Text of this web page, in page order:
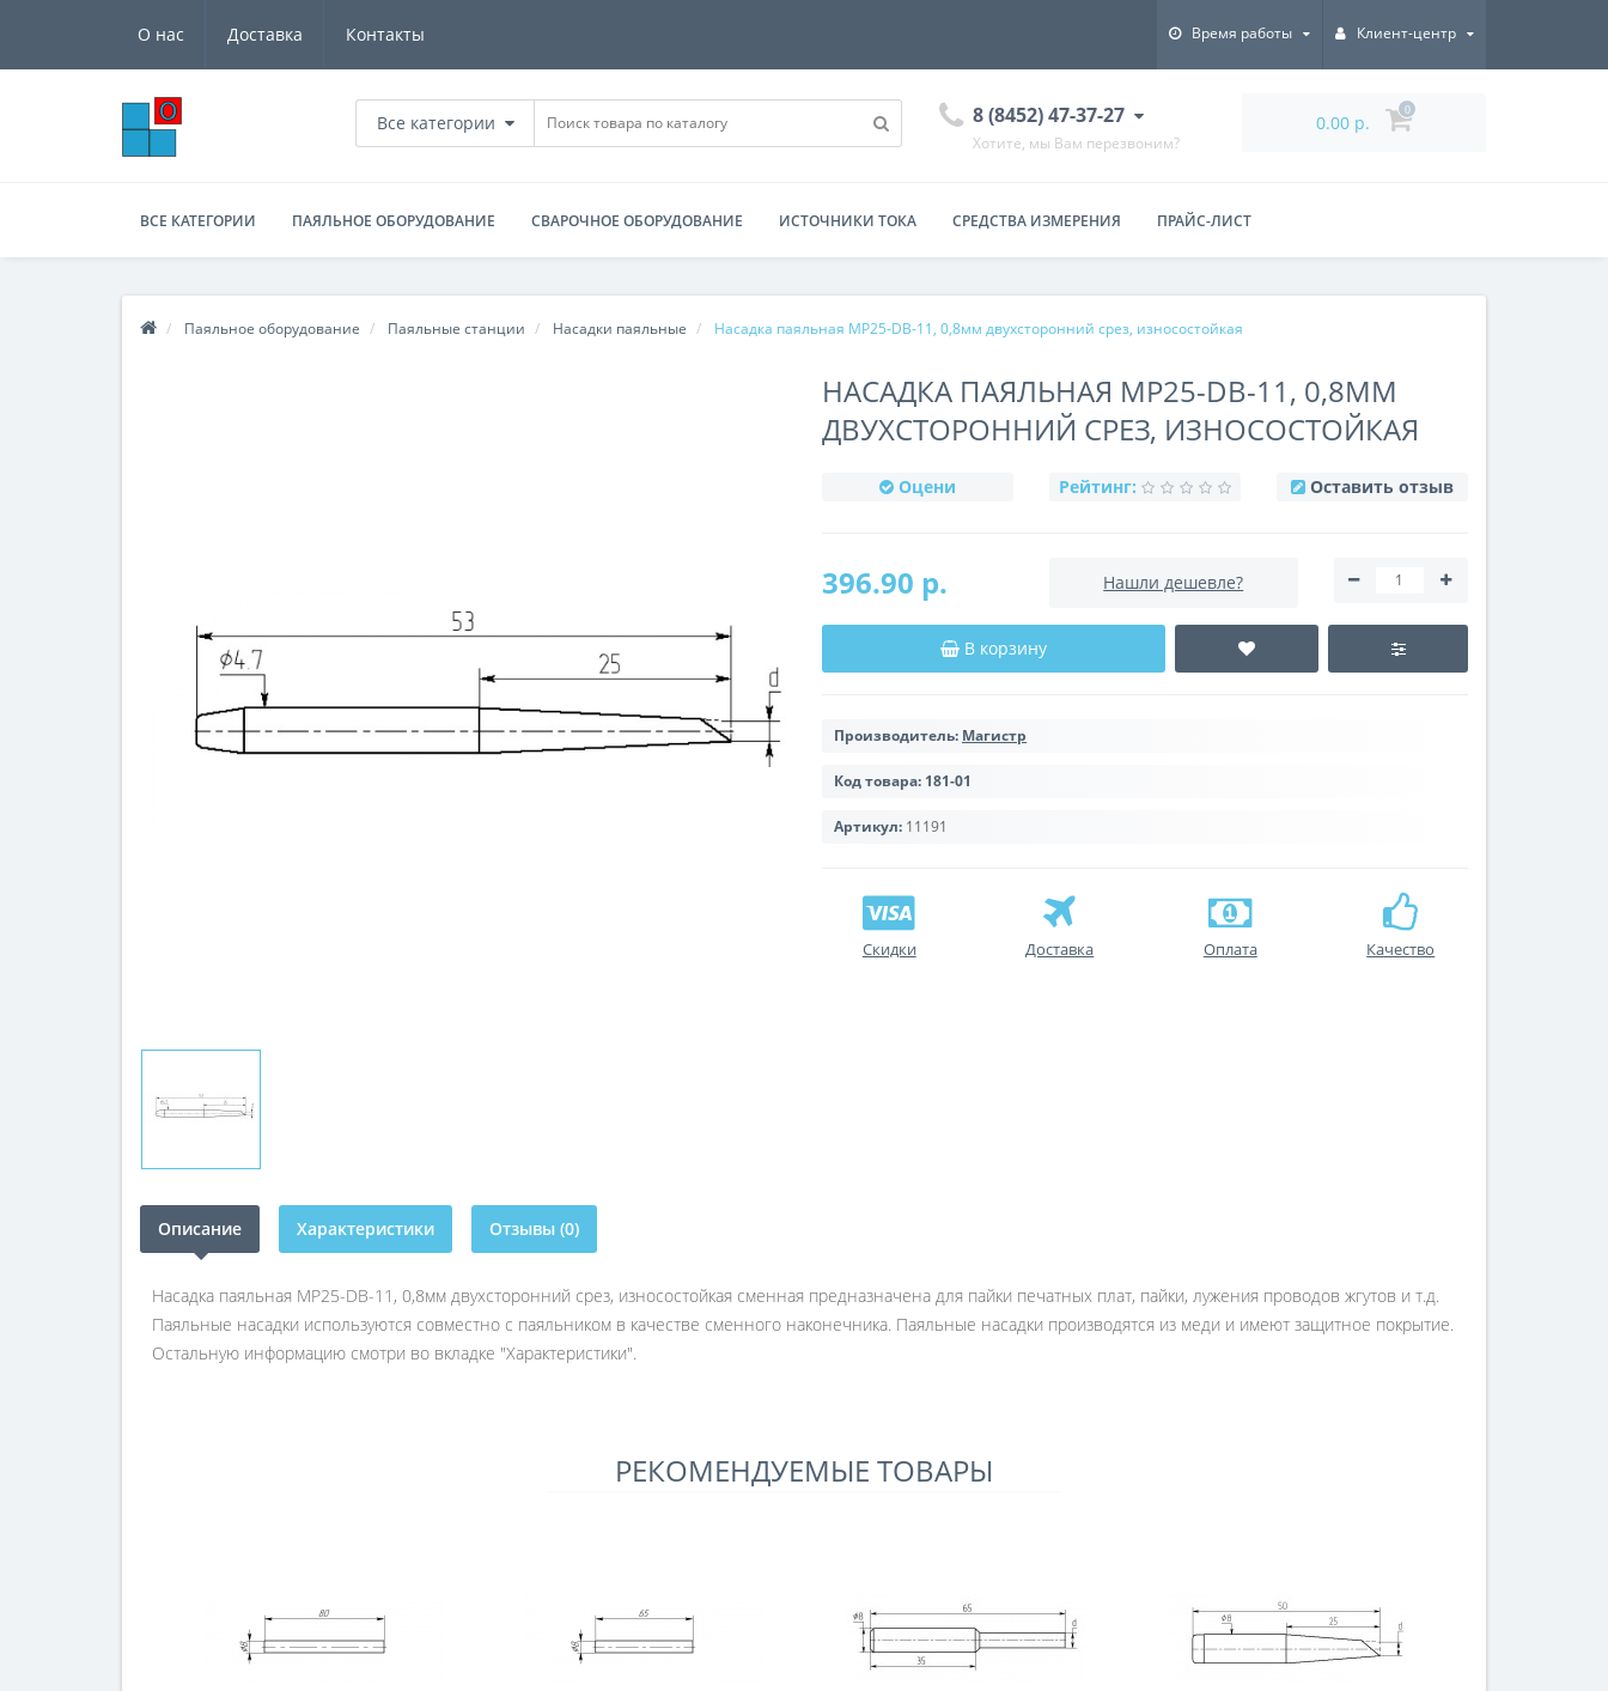
О нас Доставка Контакты Время работы Клиент-центр
Все категории 8 (8452) 47-37-27
Хотите, мы Вам перезвоним?
0.00 р.
0
ВСЕ КАТЕГОРИИ ПАЯЛЬНОЕ ОБОРУДОВАНИЕ СВАРОЧНОЕ ОБОРУДОВАНИЕ ИСТОЧНИКИ ТОКА СРЕДСТВА ИЗМЕРЕНИЯ ПРАЙС-ЛИСТ
Паяльное оборудование Паяльные станции Насадки паяльные Насадка паяльная MP25-DB-11, 0,8мм двухсторонний срез, износостойкая
НАСАДКА ПАЯЛЬНАЯ MP25-DB-11, 0,8ММ
ДВУХСТОРОННИЙ СРЕЗ, ИЗНОСОСТОЙКАЯ
Оцени Рейтинг: Оставить отзыв
396.90 р. Нашли дешевле?
В корзину
Производитель: Магистр
Код товара: 181-01
Артикул: 11191
Скидки Доставка Оплата Качество
Описание Характеристики Отзывы (0)
Насадка паяльная MP25-DB-11, 0,8мм двухсторонний срез, износостойкая сменная предназначена для пайки печатных плат, пайки, лужения проводов жгутов и т.д.
Паяльные насадки используются совместно с паяльником в качестве сменного наконечника. Паяльные насадки производятся из меди и имеют защитное покрытие.
Остальную информацию смотри во вкладке "Характеристики".
РЕКОМЕНДУЕМЫЕ ТОВАРЫ